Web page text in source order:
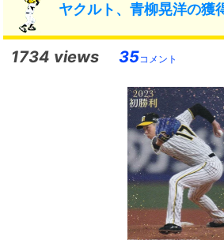
ヤクルト、青柳晃洋の獲
1734 views 35コメント